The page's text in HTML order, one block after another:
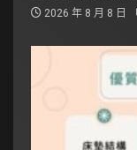
2026 年 8 月 8 日